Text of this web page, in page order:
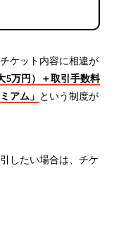
ケット内容に相違が
5万円）＋取引手数料
アム」 という制度が
したい場合は、チケ